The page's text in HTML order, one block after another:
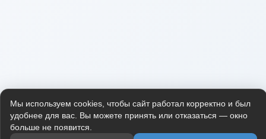
Мы используем cookies, чтобы сайт работал корректно и был
удобнее для вас. Вы можете принять или отказаться — окно
больше не появится.